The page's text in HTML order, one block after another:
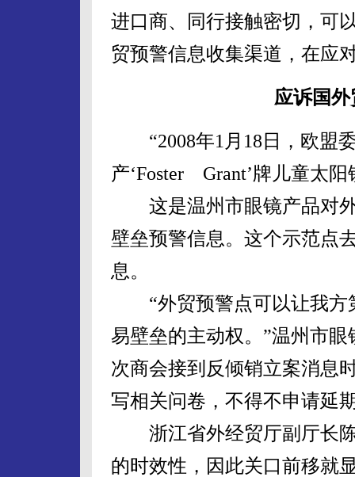
进口商、同行接触密切，可
贸预警信息收集渠道，在应
应诉国
“2008年1月18日，欧盟
产‘Foster Grant’牌儿童太
这是温州市眼镜产品对外
壁垒预警信息。这个示范点
息。
“外贸预警点可以让我方
易壁垒的主动权。”温州市
次商会接到反倾销立案消息
写相关问卷，不得不申请延
浙江省外经贸厅副厅长陈
的时效性，因此关口前移就